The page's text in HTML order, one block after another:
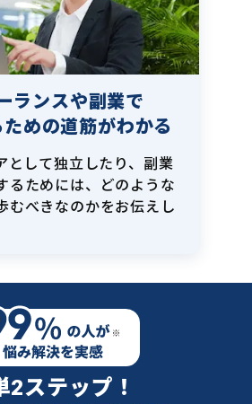
ランスや副業で
めの道筋がわかる
として独立したり、副業
るためには、どのような
むべきなのかをお伝えし
2ステップ！